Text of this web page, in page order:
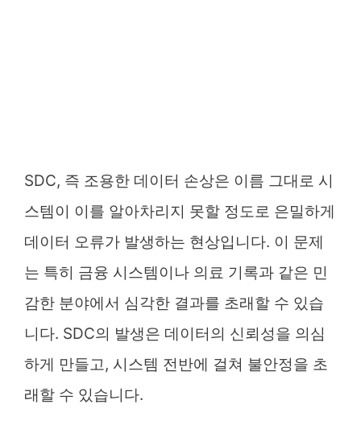
SDC, 즉 조용한 데이터 손상은 이름 그대로 시
스템이 이를 알아차리지 못할 정도로 은밀하게
데이터 오류가 발생하는 현상입니다. 이 문제
는 특히 금융 시스템이나 의료 기록과 같은 민
감한 분야에서 심각한 결과를 초래할 수 있습
니다. SDC의 발생은 데이터의 신뢰성을 의심
하게 만들고, 시스템 전반에 걸쳐 불안정을 초
래할 수 있습니다.